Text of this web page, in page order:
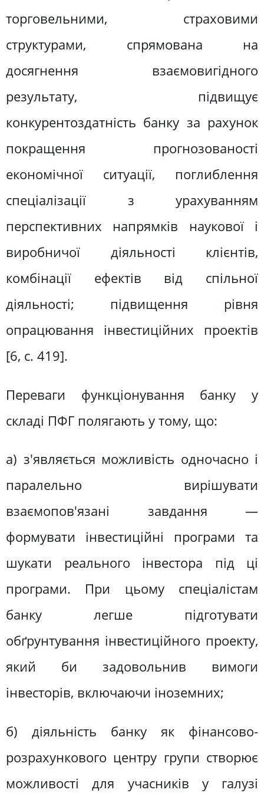
торговельними, страховими
структурами, спрямована на
досягнення взаємовигідного
результату, підвищує
конкурентоздатність банку за рахунок
покращення прогнозованості
економічної ситуації, поглиблення
спеціалізації з урахуванням
перспективних напрямків наукової і
виробничої діяльності клієнтів,
комбінації ефектів від спільної
діяльності; підвищення рівня
опрацювання інвестиційних проектів
[6, с. 419].
Переваги функціонування банку у
складі ПФГ полягають у тому, що:
а) з'являється можливість одночасно і
паралельно вирішувати
взаємопов'язані завдання —
формувати інвестиційні програми та
шукати реального інвестора під ці
програми. При цьому спеціалістам
банку легше підготувати
обґрунтування інвестиційного проекту,
який би задовольнив вимоги
інвесторів, включаючи іноземних;
б) діяльність банку як фінансово-
розрахункового центру групи створює
можливості для учасників у галузі